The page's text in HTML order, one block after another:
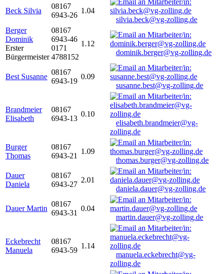
Beck Silvia
08167
6943-26
1.04
silvia.beck@vg-zolling.de
Berger
Dominik
Erster
Bürgermeister
08167
6943-46
0171
4788152
1.12
dominik.berger@vg-zolling.de
Best Susanne
08167
6943-19
0.09
susanne.best@vg-zolling.de
Brandmeier
Elisabeth
08167
6943-13
0.10
elisabeth.brandmeier@vg-
zolling.de
Burger
Thomas
08167
6943-21
1.09
thomas.burger@vg-zolling.de
Dauer
Daniela
08167
6943-27
2.01
daniela.dauer@vg-zolling.de
Dauer Martin
08167
6943-31
0.04
martin.dauer@vg-zolling.de
Eckebrecht
Manuela
08167
6943-59
1.14
manuela.eckebrecht@vg-
zolling.de